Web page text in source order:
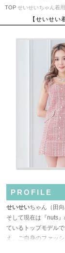
TOP せいせいちゃん着用
【せいせ
PROFILE
せいせいちゃん（田
そして現在は『nuts
ているトップモデル
え、ご自身のファッ
スも手がけており、